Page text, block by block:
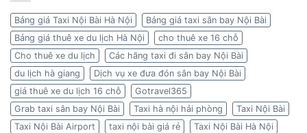
Bảng giá Taxi Nội Bài Hà Nội
Bảng giá taxi sân bay Nội Bài
Bảng giá thuê xe du lịch Hà Nội
cho thuê xe 16 chỗ
Cho thuê xe du lịch
Các hãng taxi đi sân bay Nội Bài
du lịch hà giang
Dịch vụ xe đưa đón sân bay Nội Bài
giá thuê xe du lịch 16 chỗ
Gotravel365
Grab taxi sân bay Nội Bài
Taxi hà nội hải phòng
Taxi Nội Bài
Taxi Nội Bài Airport
taxi nội bài giá rẻ
Taxi Nội Bài Hà Nội